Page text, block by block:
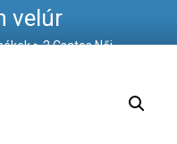
velúr
>2 Csatos Női